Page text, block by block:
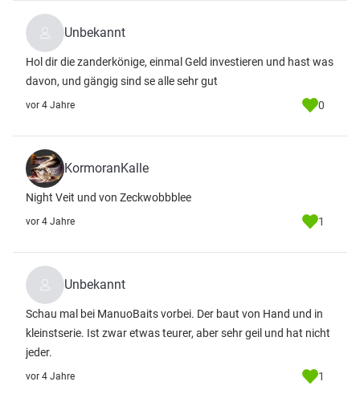
Unbekannt
Hol dir die zanderkönige, einmal Geld investieren und hast was
davon, und gängig sind se alle sehr gut
vor 4 Jahre 0
KormoranKalle
Night Veit und von Zeckwobbblee
vor 4 Jahre 1
Unbekannt
Schau mal bei ManuoBaits vorbei. Der baut von Hand und in
kleinstserie. Ist zwar etwas teurer, aber sehr geil und hat nicht
jeder.
vor 4 Jahre 1